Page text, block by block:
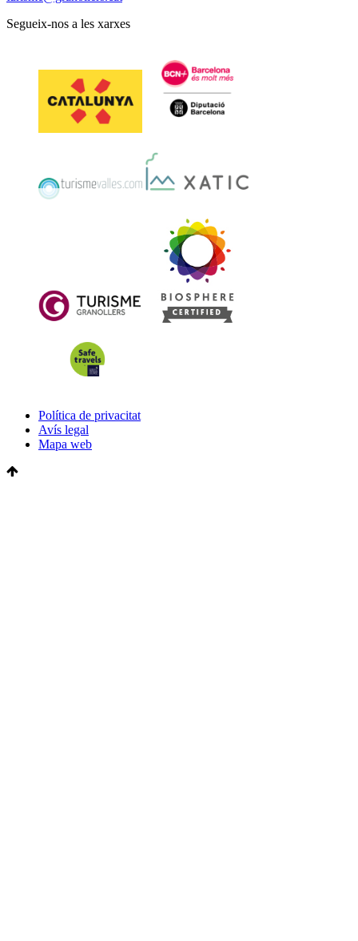
Segueix-nos a les xarxes
Política de privacitat
Avís legal
Mapa web